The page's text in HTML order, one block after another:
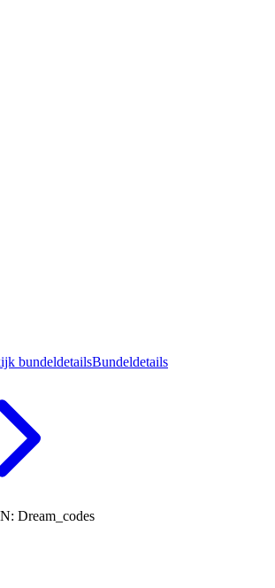
bundeldetailsBundeldetails
Dream_codes